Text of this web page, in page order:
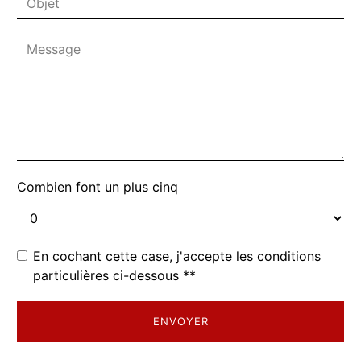
Combien font un plus cinq
En cochant cette case, j'accepte les conditions
particulières ci-dessous **
ENVOYER